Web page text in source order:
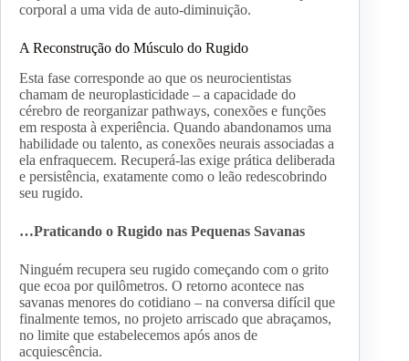
corporal a uma vida de auto-diminuição.
A Reconstrução do Músculo do Rugido
Esta fase corresponde ao que os neurocientistas
chamam de neuroplasticidade – a capacidade do
cérebro de reorganizar pathways, conexões e funções
em resposta à experiência. Quando abandonamos uma
habilidade ou talento, as conexões neurais associadas a
ela enfraquecem. Recuperá-las exige prática deliberada
e persistência, exatamente como o leão redescobrindo
seu rugido.
…Praticando o Rugido nas Pequenas Savanas
Ninguém recupera seu rugido começando com o grito
que ecoa por quilômetros. O retorno acontece nas
savanas menores do cotidiano – na conversa difícil que
finalmente temos, no projeto arriscado que abraçamos,
no limite que estabelecemos após anos de
acquiescência.